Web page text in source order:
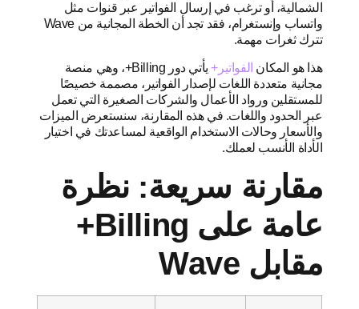
الشمالية، أو ترغب في إرسال الفواتير عبر قنوات مثل
واتساب وإنستغرام، فقد تجد أن الخطة المجانية من Wave
تترك ثغرات مهمة.
هذا هو المكان الفواتير+
يأتي دور Billing+، وهي منصة
مجانية متعددة اللغات لإصدار الفواتير، مصممة خصيصًا
للمستقلين ورواد الأعمال والشركات الصغيرة التي تعمل
عبر الحدود واللغات. في هذه المقارنة، سنستعرض الميزات
والأسعار وحالات الاستخدام الواقعية لمساعدتك في اختيار
الأداة الأنسب لعملك.
مقارنة سريعة: نظرة
عامة على Billing+
مقابل Wave